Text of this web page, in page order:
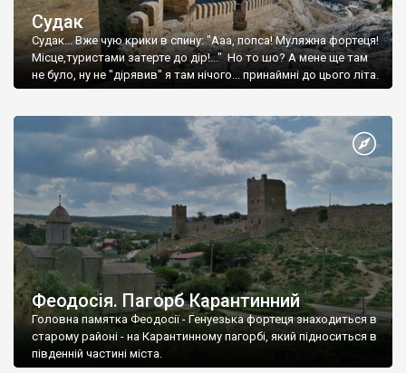
Судак
Судак... Вже чую крики в спину: "Ааа, попса! Муляжна фортеця!
Місце,туристами затерте до дір!..." Но то шо? А мене ще там
не було, ну не "дірявив" я там нічого... принаймні до цього літа.
Феодосія. Пагорб Карантинний
Головна памятка Феодосії - Генуезька фортеця знаходиться в
старому районі - на Карантинному пагорбі, який підноситься в
південній частині міста.